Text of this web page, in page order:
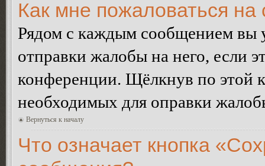
Как мне пожаловаться
Рядом с каждым сообщением вы
отправки жалобы на него, если
конференции. Щёлкнув по этой
необходимых для оправки
Вернуться к началу
Что означает кнопка